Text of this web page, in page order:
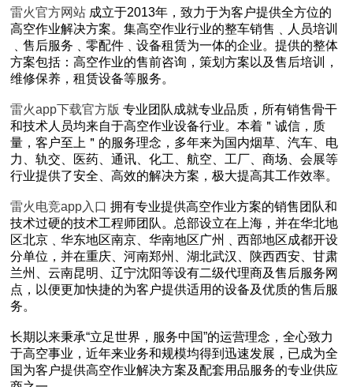
雷火官方网站 成立于2013年，致力于为客户提供全方位的
高空作业解决方案。集高空作业行业的整车销售﹑人员培训
﹑售后服务﹑零配件﹑设备租赁为一体的企业。提供的整体
方案包括：高空作业的售前咨询，策划方案以及售后培训，
维修保养，租赁设备等服务。
雷火app下载官方版 专业团队成就专业品质，所有销售骨干
和技术人员均来自于高空作业设备行业。本着＂诚信，质
量，客户至上＂的服务理念，多年来为国内烟草、汽车、电
力、轨交、医药、通讯、化工、航空、工厂、商场、会展等
行业提供了安全、高效的解决方案，极大提高其工作效率。
雷火电竞app入口 拥有专业提供高空作业方案的销售团队和
技术过硬的技术工程师团队。总部设立在上海，并在华北地
区北京﹑华东地区南京、华南地区广州﹑西部地区成都开设
分单位，并在重庆、河南郑州、湖北武汉、陕西西安、甘肃
兰州、云南昆明、辽宁沈阳等设有二级代理商及售后服务网
点，以便更加快捷的为客户提供适用的设备及优质的售后服
务。
长期以来秉承“立足世界，服务中国”的运营理念，全心致力
于高空事业，近年来业务和规模均得到迅速发展，已成为全
国为客户提供高空作业解决方案及配套用品服务的专业供应